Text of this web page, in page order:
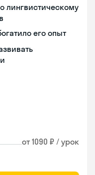
лингвистическому
его опыт
от 1090 ₽ / урок